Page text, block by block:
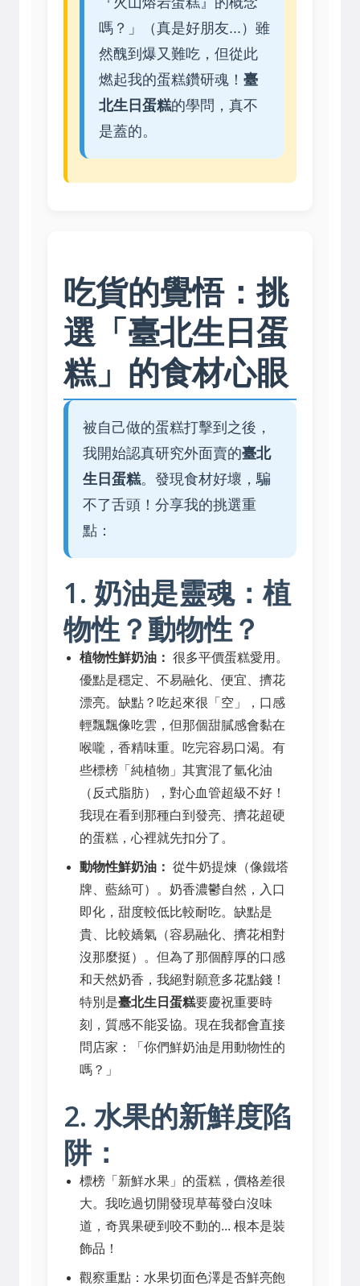
嗎？」（真是好朋友...）雖
然醜到爆又難吃，但從此
燃起我的蛋糕鑽研魂！ 臺
北生日蛋糕的學問，真不
是蓋的。
吃貨的覺悟：挑
選「臺北生日蛋
糕」的食材心眼
被自己做的蛋糕打擊到之後，
我開始認真研究外面賣的臺北
生日蛋糕。發現食材好壞，騙
不了舌頭！分享我的挑選重
點：
1. 奶油是靈魂：植
物性？動物性？
植物性鮮奶油： 很多平價蛋糕愛用。
優點是穩定、不易融化、便宜、擠花
漂亮。缺點？吃起來很「空」，口感
輕飄飄像吃雲，但那個甜膩感會黏在
喉嚨，香精味重。吃完容易口渴。有
些標榜「純植物」其實混了氫化油
（反式脂肪），對心血管超級不好！
我現在看到那種白到發亮、擠花超硬
的蛋糕，心裡就先扣分了。
動物性鮮奶油： 從牛奶提煉（像鐵塔
牌、藍絲可）。奶香濃鬱自然，入口
即化，甜度較低比較耐吃。缺點是
貴、比較嬌氣（容易融化、擠花相對
沒那麼挺）。但為了那個醇厚的口感
和天然奶香，我絕對願意多花點錢！
特別是臺北生日蛋糕要慶祝重要時
刻，質感不能妥協。現在我都會直接
問店家：「你們鮮奶油是用動物性的
嗎？」
2. 水果的新鮮度陷
阱：
標榜「新鮮水果」的蛋糕，價格差很
大。我吃過切開發現草莓發白沒味
道，奇異果硬到咬不動的... 根本是裝
飾品！
觀察重點：水果切面色澤是否鮮亮飽